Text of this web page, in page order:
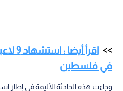
اقرأ
في فلسطين
وجاءت هذه الحادثة الأليمة في إطار